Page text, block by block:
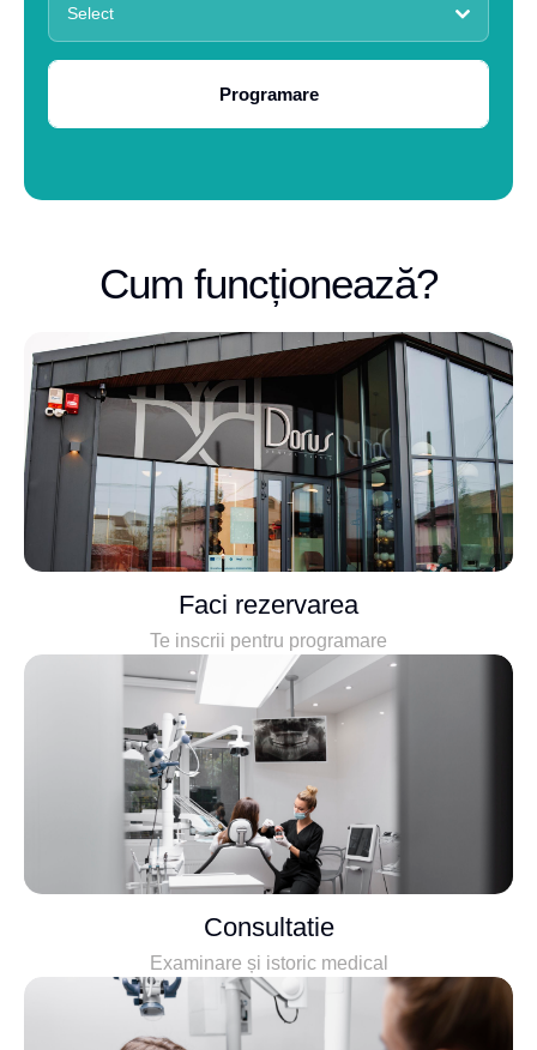
Select
Programare
Cum funcționează?
Faci rezervarea
Te inscrii pentru programare
Consultatie
Examinare și istoric medical